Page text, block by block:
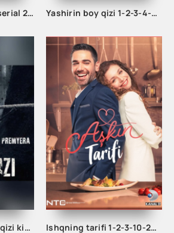
Hukm / Xukm Turk serial 203. 204. 205. 206. 207. 208. 209. 210. 211. 212. 213. 214. 215 Qism Uzbek tilida Hukim Xukim Barcha qismlari Yashirin boy qizi 1-2-3-4-5-10-15-20-25-30-35-40-45-50 Qism Hind seriali Uzbek tilida Barcha qismlar 2025 HD skachat
O'zbek qizi / Uzbek qizi kino Film 2023 Uzbek tilida Ishqning tarifi 1-2-3-10-20-30-40-50-60-70-100 qism turk serial Uzbek tilida Barcha qismlar